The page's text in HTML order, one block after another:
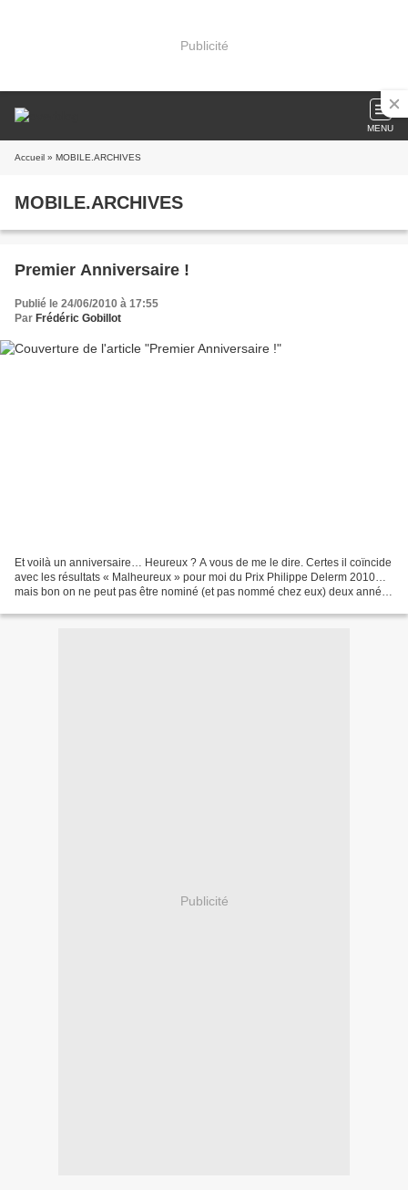
Publicité
MENU
Accueil » MOBILE.ARCHIVES
MOBILE.ARCHIVES
Premier Anniversaire !
Publié le 24/06/2010 à 17:55
Par Frédéric Gobillot
Et voilà un anniversaire… Heureux ? A vous de me le dire. Certes il coïncide
avec les résultats « Malheureux » pour moi du Prix Philippe Delerm 2010…
mais bon on ne peut pas être nominé (et pas nommé chez eux) deux années
Publicité